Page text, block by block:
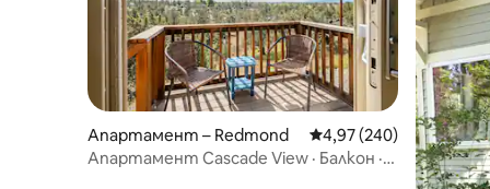
Апартамент – Redmond Средна оценка: 4,97
4,97 (240)
Апартамент Cascade View · Балкон ·